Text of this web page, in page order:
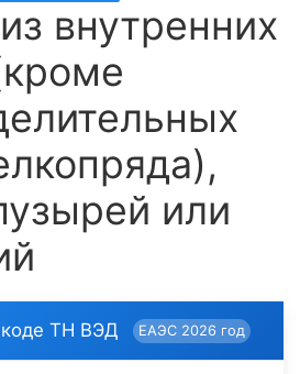
внутренних
или
ТН ВЭД ЕАЭС 2026 год